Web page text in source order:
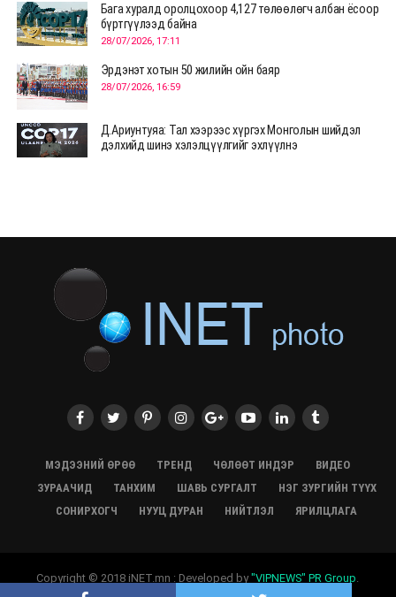
Бага хуралд оролцохоор 4,127 төлөөлөгч албан ёсоор
бүртгүүлээд байна
28/07/2026, 17:11
Эрдэнэт хотын 50 жилийн ойн баяр
28/07/2026, 16:59
Д.Ариунтуяа: Тал хээрээс хүргэх Монголын шийдэл
дэлхийд шинэ хэлэлцүүлгийг эхлүүлнэ
28/07/2026, 12:04
ХӨВСГӨЛ Нутгийн зөвлөлөөс МУАЖ Д.Цэрэндарьзавт
2 өрөө байр олгоно
20/07/2026, 19:22
20/07/2026, 19:21
хийхээр хүрэлцэн ирлээ
Испанийн шигшээ баг ДАШТ-д хоёр дахь удаагаа
үзэсгэлэн нээгдлээ
МЭДЭЭНИЙ ӨРӨӨ ТРЕНД ЧӨЛӨӨТ ИНДЭР
ВИДЕО
ЗУРААЧИД
ТАНХИМ ШАВЬ СУРГАЛТ
НЭГ ЗУРГИЙН ТҮҮХ
СОНИРХОГЧ
НУУЦ ДУРАН НИЙТЛЭЛ ЯРИЛЦЛАГА
Copyright © 2018 iNET.mn : Developed by"VIPNEWS" PR Group